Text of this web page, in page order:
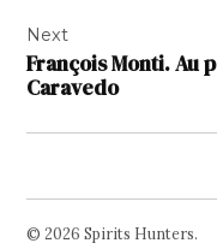
Next
François Monti. Au
Caravedo
© 2026 Spirits Hunters.